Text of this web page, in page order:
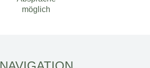
möglich